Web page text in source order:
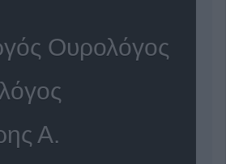
Ουρολόγος
Α.